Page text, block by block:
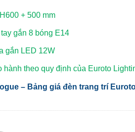
+ 500 mm
gắn 8 bóng E14
gắn LED 12W
theo quy định của Euroto
– Bảng giá đèn trang trí